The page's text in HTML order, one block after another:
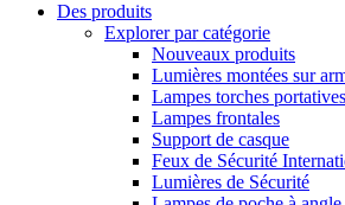
Des produits
Explorer par catégorie
Nouveaux produits
Lumières montées sur
Lampes torches portatives
Lampes frontales
Support de casque
Feux de Sécurité
Lumières de Sécurité